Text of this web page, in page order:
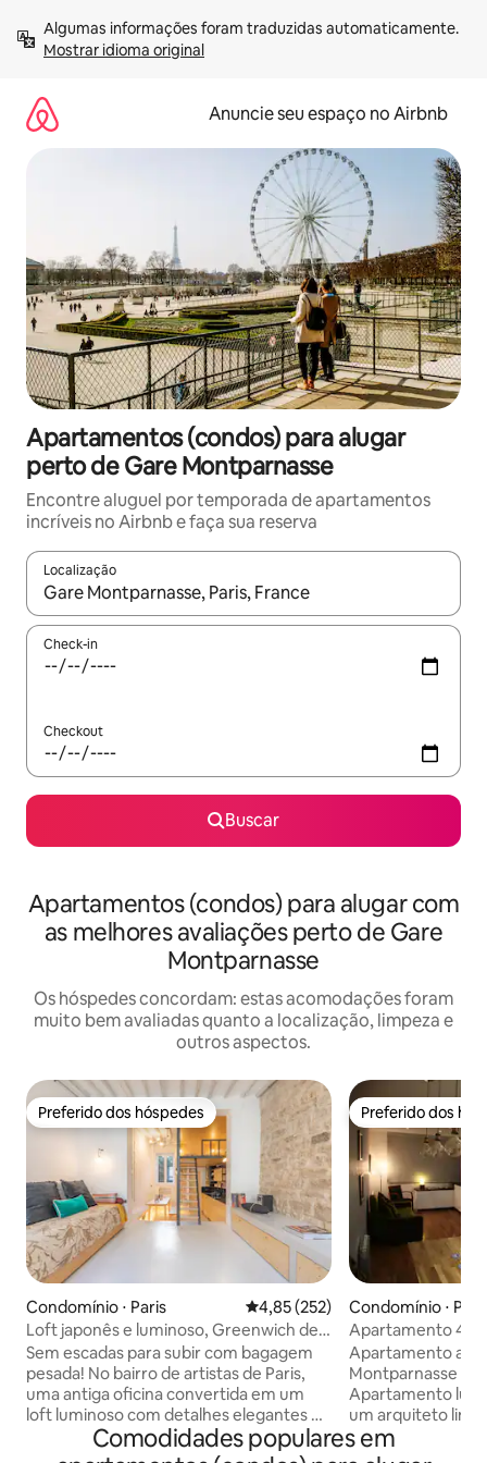
para
Mostrar idioma original
Anuncie seu espaço no Airbnb
Apartamentos (condos) para alugar
perto de Gare Montparnasse
Encontre aluguel por temporada de apartamentos
incríveis no Airbnb e faça sua reserva
Localização
Quando os resultados estiverem disponíveis, explore-os
Check-in
Checkout
Buscar
Apartamentos (condos) para alugar com
as melhores avaliações perto de Gare
Montparnasse
Os hóspedes concordam: estas acomodações foram
muito bem avaliadas quanto a localização, limpeza e
outros aspectos.
Preferido dos hóspedes
Preferido dos hóspedes
Condomínio ⋅ Paris 4,85 de uma avaliação média de
4,85 (252)
Loft japonês e luminoso, Greenwich de
Paris
Sem escadas para subir com bagagem
pesada! No bairro de artistas de Paris,
uma antiga oficina convertida em um
loft luminoso com detalhes elegantes e
luxuosos; pedra exposta, concreto
encerado, aquecimento sob o piso,
Preferido dos
Preferido dos
Condomínio ⋅
Apartamento
Montparnasse
Apartamento
Montparnasse
Apartamento
um arquiteto limpo e central no coração
do distrito de
parisienses.
Comodidades populares em